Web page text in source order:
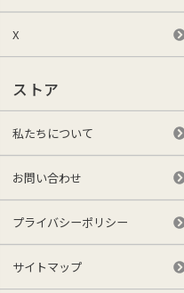
X
ストア
私たちについて
お問い合わせ
プライバシーポリシー
サイトマップ